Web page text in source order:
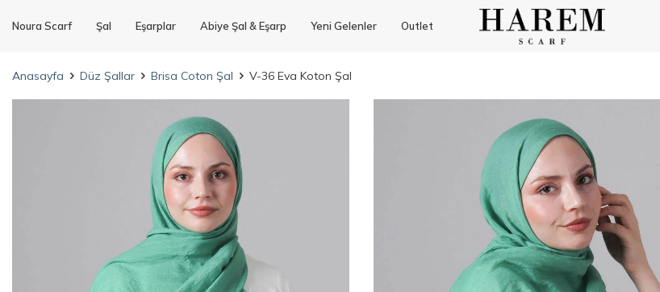
Noura Scarf Şal Eşarplar Abiye Şal & Eşarp Yeni Gelenler Outlet
Anasayfa Düz Şallar Brisa Coton Şal V-36 Eva Koton Şal